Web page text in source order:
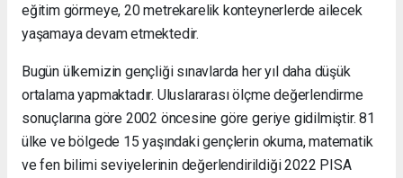
eğitim görmeye, 20 metrekarelik konteynerlerde ailecek
yaşamaya devam etmektedir.
Bugün ülkemizin gençliği sınavlarda her yıl daha düşük
ortalama yapmaktadır. Uluslararası ölçme değerlendirme
sonuçlarına göre 2002 öncesine göre geriye gidilmiştir. 81
ülke ve bölgede 15 yaşındaki gençlerin okuma, matematik
ve fen bilimi seviyelerinin değerlendirildiği 2022 PISA